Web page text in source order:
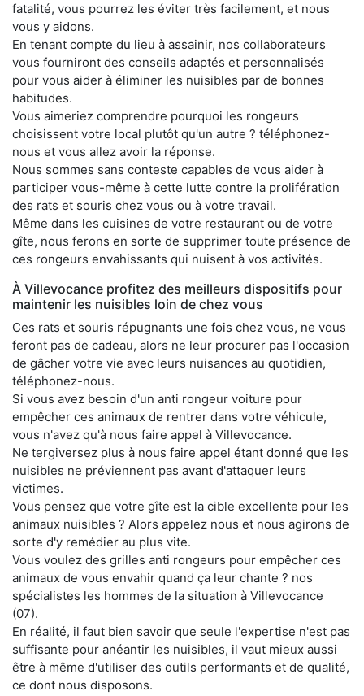
fatalité, vous pourrez les éviter très facilement, et nous
vous y aidons.
En tenant compte du lieu à assainir, nos collaborateurs
vous fourniront des conseils adaptés et personnalisés
pour vous aider à éliminer les nuisibles par de bonnes
habitudes.
Vous aimeriez comprendre pourquoi les rongeurs
choisissent votre local plutôt qu'un autre ? téléphonez-
nous et vous allez avoir la réponse.
Nous sommes sans conteste capables de vous aider à
participer vous-même à cette lutte contre la prolifération
des rats et souris chez vous ou à votre travail.
Même dans les cuisines de votre restaurant ou de votre
gîte, nous ferons en sorte de supprimer toute présence de
ces rongeurs envahissants qui nuisent à vos activités.
À Villevocance profitez des meilleurs dispositifs pour
maintenir les nuisibles loin de chez vous
Ces rats et souris répugnants une fois chez vous, ne vous
feront pas de cadeau, alors ne leur procurer pas l'occasion
de gâcher votre vie avec leurs nuisances au quotidien,
téléphonez-nous.
Si vous avez besoin d'un anti rongeur voiture pour
empêcher ces animaux de rentrer dans votre véhicule,
vous n'avez qu'à nous faire appel à Villevocance.
Ne tergiversez plus à nous faire appel étant donné que les
nuisibles ne préviennent pas avant d'attaquer leurs
victimes.
Vous pensez que votre gîte est la cible excellente pour les
animaux nuisibles ? Alors appelez nous et nous agirons de
sorte d'y remédier au plus vite.
Vous voulez des grilles anti rongeurs pour empêcher ces
animaux de vous envahir quand ça leur chante ? nos
spécialistes les hommes de la situation à Villevocance
(07).
En réalité, il faut bien savoir que seule l'expertise n'est pas
suffisante pour anéantir les nuisibles, il vaut mieux aussi
être à même d'utiliser des outils performants et de qualité,
ce dont nous disposons.